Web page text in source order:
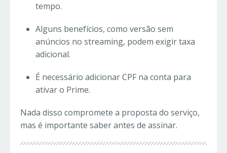
tempo.
Alguns benefícios, como versão sem
anúncios no streaming, podem exigir taxa
adicional.
É necessário adicionar CPF na conta para
ativar o Prime.
Nada disso compromete a proposta do serviço,
mas é importante saber antes de assinar.